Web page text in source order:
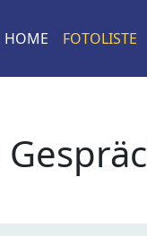
HOME FOTOLISTE